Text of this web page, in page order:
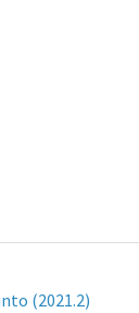
(2021.2)